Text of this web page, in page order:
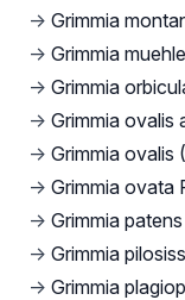
→ Grimmia
→ Grimmia
→ Grimmia
→ Grimmia ovalis
→ Grimmia ovalis
→ Grimmia ovata
→ Grimmia
→ Grimmia
→ Grimmia